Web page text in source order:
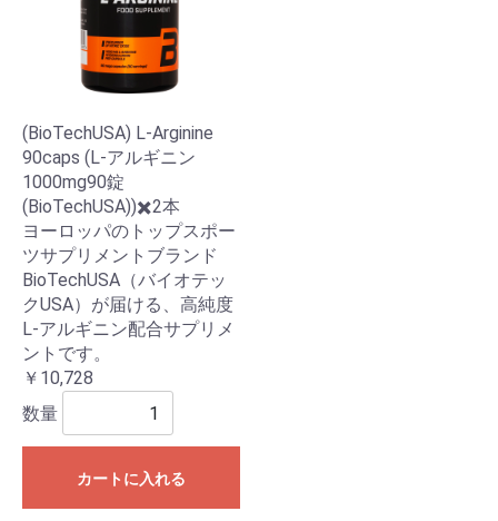
(BioTechUSA) L-Arginine
90caps (L-アルギニン
1000mg90錠
(BioTechUSA))✖️2本
ヨーロッパのトップスポー
ツサプリメントブランド
BioTechUSA（バイオテッ
クUSA）が届ける、高純度
L-アルギニン配合サプリメ
ントです。
￥10,728
数量
カートに入れる